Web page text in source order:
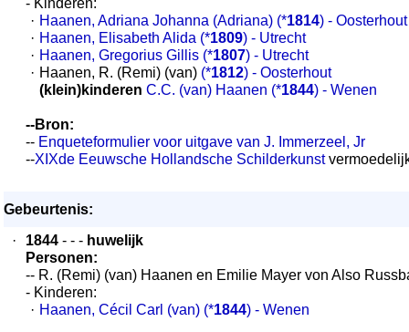
- Kinderen:
· Haanen, Adriana Johanna (Adriana) (*1814) - Oosterhout
· Haanen, Elisabeth Alida (*1809) - Utrecht
· Haanen, Gregorius Gillis (*1807) - Utrecht
· Haanen, R. (Remi) (van) (*1812) - Oosterhout
(klein)kinderen C.C. (van) Haanen (*1844) - Wenen
--Bron:
-- Enqueteformulier voor uitgave van J. Immerzeel, Jr
--XIXde Eeuwsche Hollandsche Schilderkunst
Gebeurtenis:
·
1844 - - - huwelijk
Personen:
-- R. (Remi) (van) Haanen en Emilie Mayer von Also
- Kinderen:
· Haanen, Cécil Carl (van) (*1844) - Wenen